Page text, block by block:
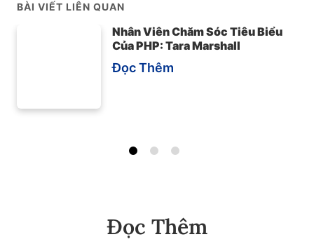
BÀI VIẾT LIÊN QUAN
Nhân Viên Chăm Sóc Tiêu Biểu
Của PHP: Tara Marshall
Đọc Thêm
Đọc Thêm